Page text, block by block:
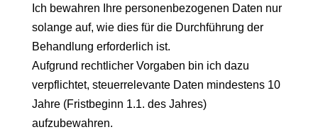
Ich bewahren Ihre personenbezogenen Daten nur
solange auf, wie dies für die Durchführung der
Behandlung erforderlich ist.
Aufgrund rechtlicher Vorgaben bin ich dazu
verpflichtet, steuerrelevante Daten mindestens 10
Jahre (Fristbeginn 1.1. des Jahres)
aufzubewahren.